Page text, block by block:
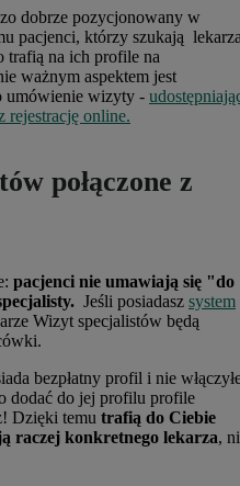
dobrze pozycjonowany w
pacjenci, którzy szukają
trafią na ich profile na
ważnym aspektem jest
umówienie wizyty -
rejestrację online.
połączone z
pacjenci nie umawiają się "do
Jeśli posiadasz system
Wizyt specjalistów będą
bezpłatny profil i nie
dodać do jej profilu profile
Dzięki temu trafią do Ciebie
raczej konkretnego lekarza,